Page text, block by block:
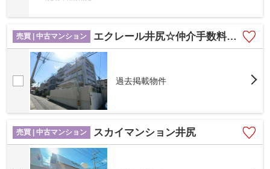
売買 | 中古マンション エクレール井尻☆仲介手数料無料☆
過去掲載物件
売買 | 中古マンション スカイマンション井尻